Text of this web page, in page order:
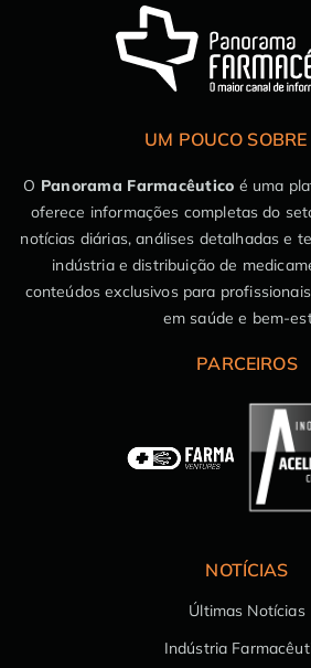
UM POUCO
O Panorama Farmacêutico é uma
oferece informações completas do
notícias diárias, análises detalhadas e
indústria e distribuição de
conteúdos exclusivos para
em saúde e bem-
PARCEIROS
NOTÍCIAS
Últimas Notícias
Indústria